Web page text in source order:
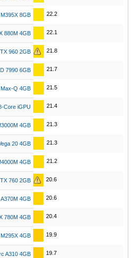
8GB 22.2
880M 4GB 22.1
960 2GB 21.8
7990 6GB 21.7
Q 4GB 21.5
Core iGPU 21.4
4GB 21.3
20 4GB 21.3
4GB 21.2
760 2GB 20.6
4GB 20.6
780M 4GB 20.4
4GB 19.9
A310 4GB 19.7